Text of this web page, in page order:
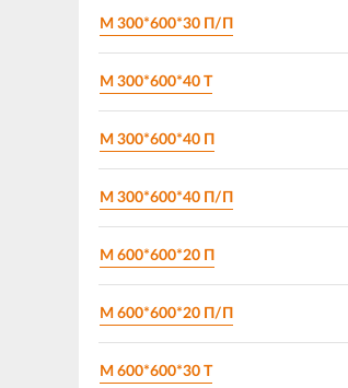
М 300*600*30 П/П
М 300*600*40 Т
М 300*600*40 П
М 300*600*40 П/П
М 600*600*20 П
М 600*600*20 П/П
М 600*600*30 Т